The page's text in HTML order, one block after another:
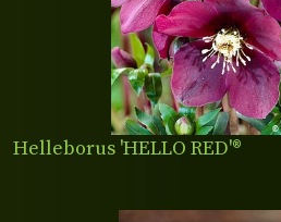
Helleborus 'HELLO RED'®